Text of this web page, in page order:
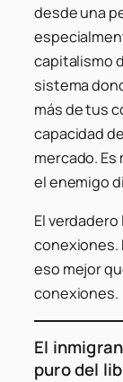
desde una
capitalismo
sistema
más de tus
capacidad
mercado.
el enemigo
El
conexiones.
eso mejor
conexiones.
El
puro del